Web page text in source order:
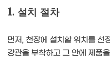
1. 설치 절차
먼저, 천장에 설치할 위치를 선
강관을 부착하고 그 안에 제품